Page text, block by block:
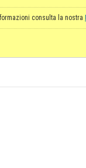
consulta la nostra